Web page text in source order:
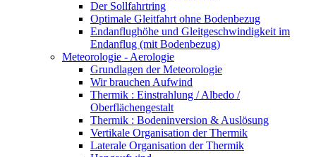
Der Sollfahrtring
Optimale Gleitfahrt ohne Bodenbezug
Endanflughöhe und Gleitgeschwindigkeit im
Endanflug (mit Bodenbezug)
Meteorologie - Aerologie
Grundlagen der Meteorologie
Wir brauchen Aufwind
Thermik : Einstrahlung / Albedo /
Oberflächengestalt
Thermik : Bodeninversion & Auslösung
Vertikale Organisation der Thermik
Laterale Organisation der Thermik